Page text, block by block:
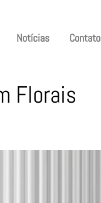
Notícias Contato
Florais